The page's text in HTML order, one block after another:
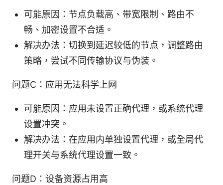
可能原因：节点负载高、带宽限制、路由不
畅、加密设置不合适。
解决办法：切换到延迟较低的节点，调整路由
策略，尝试不同传输协议与伪装。
问题C：应用无法科学上网
可能原因：应用未设置正确代理，或系统代理
设置冲突。
解决办法：在应用内单独设置代理，或全局代
理开关与系统代理设置一致。
问题D：设备资源占用高